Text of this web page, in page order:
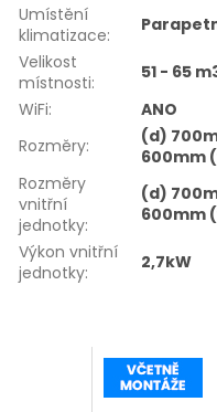
Umístění
klimatizace:
Velikost
místnosti:
51 - 65
WiFi:
ANO
Rozměry:
(d)
600mm
Rozměry
vnitřní
jednotky:
(d)
600mm
Výkon vnitřní
jednotky: 2,7kW